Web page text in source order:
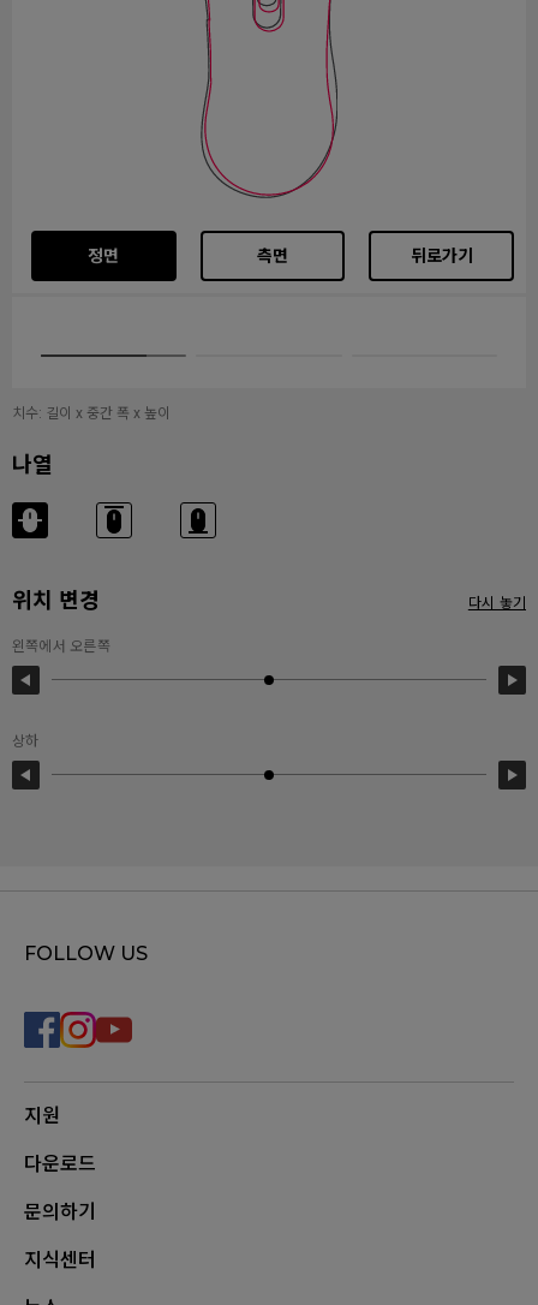
정면 측면 뒤로가기
치수: 길이 x 중간 폭 x 높이
나열
위치 변경 다시 놓기
왼쪽에서 오른쪽
상하
FOLLOW US
지원
다운로드
문의하기
지식센터